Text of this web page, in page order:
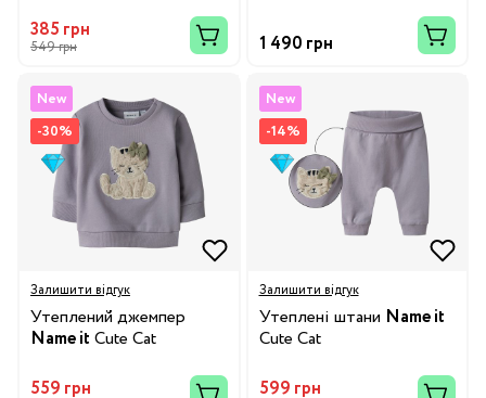
385 грн
549 грн 1 490 грн
New
-30%
Залишити відгук
Утеплений джемпер
Name it Cute Cat
559 грн
New
-14%
Залишити відгук
Утеплені штани Name it
Cute Cat
599 грн